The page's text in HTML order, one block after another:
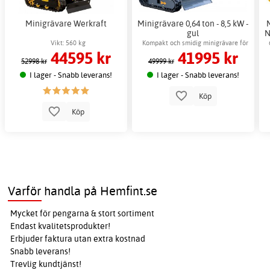
Minigrävare Werkraft
Vikt: 560 kg
52998 kr 44595 kr
I lager - Snabb leverans!
Köp
Minigrävare 0,64 ton - 8,5 kW -
gul
Kompakt och smidig minigrävare för
arbete i trånga utrymmen
49999 kr 41995 kr
I lager - Snabb leverans!
Köp
Varför handla på Hemfint.se
Mycket för pengarna & stort sortiment
Endast kvalitetsprodukter!
Erbjuder faktura utan extra kostnad
Snabb leverans!
Trevlig kundtjänst!